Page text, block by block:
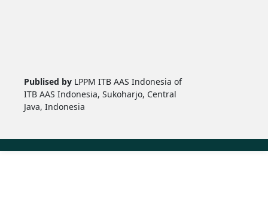
Publised by LPPM ITB AAS Indonesia of
ITB AAS Indonesia, Sukoharjo, Central
Java, Indonesia